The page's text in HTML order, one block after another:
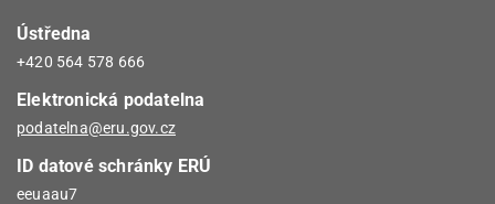
Ústředna
+420 564 578 666
Elektronická podatelna
podatelna@eru.gov.cz
ID datové schránky ERÚ
eeuaau7